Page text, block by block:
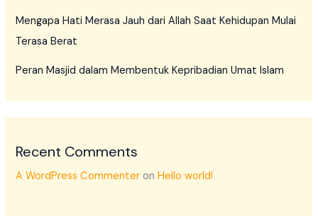
Mengapa Hati Merasa Jauh dari Allah Saat Kehidupan Mulai
Terasa Berat
Peran Masjid dalam Membentuk Kepribadian Umat Islam
Recent Comments
A WordPress Commenter onHello world!